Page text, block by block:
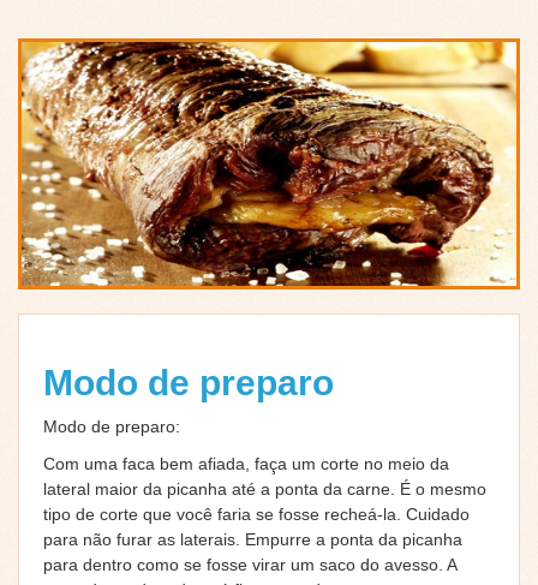
Modo de preparo
Modo de preparo:
Com uma faca bem afiada, faça um corte no meio da
lateral maior da picanha até a ponta da carne. É o mesmo
tipo de corte que você faria se fosse recheá-la. Cuidado
para não furar as laterais. Empurre a ponta da picanha
para dentro como se fosse virar um saco do avesso. A